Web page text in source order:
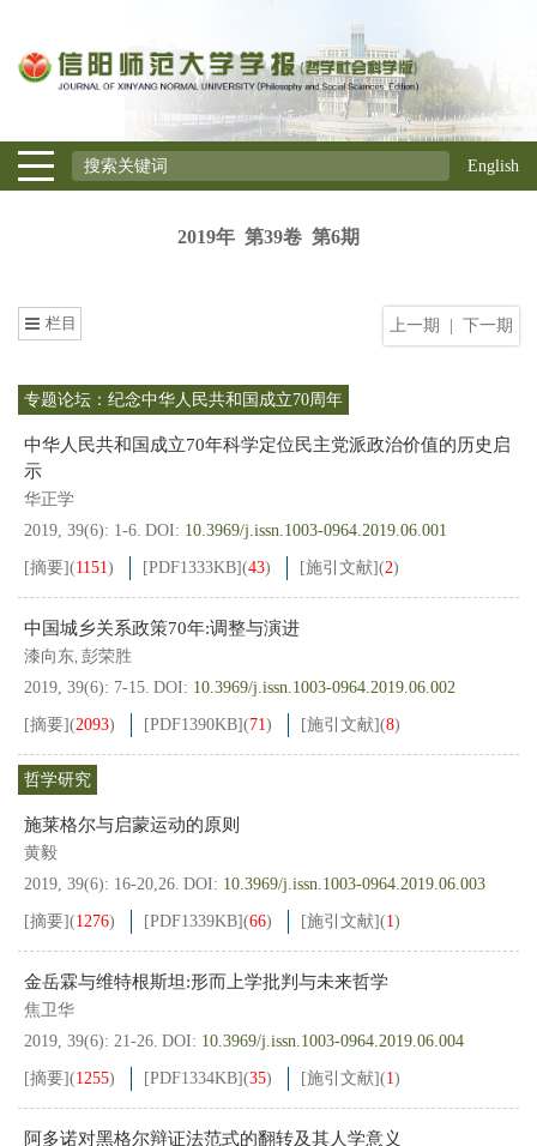
English
2019年 第39卷 第6期
上一期 下一期
栏目
专题论坛：纪念中华人民共和国成立70周年
中华人民共和国成立70年科学定位民主党派政治价值的历史启
示
华正学
2019, 39(6): 1-6. DOI: 10.3969/j.issn.1003-0964.2019.06.001
[摘要](1151) [PDF1333KB](43) [施引文献](2)
中国城乡关系政策70年:调整与演进
漆向东, 彭荣胜
2019, 39(6): 7-15. DOI: 10.3969/j.issn.1003-0964.2019.06.002
[摘要](2093) [PDF1390KB](71) [施引文献](8)
哲学研究
施莱格尔与启蒙运动的原则
黄毅
2019, 39(6): 16-20,26. DOI: 10.3969/j.issn.1003-0964.2019.06.003
[摘要](1276) [PDF1339KB](66) [施引文献](1)
金岳霖与维特根斯坦:形而上学批判与未来哲学
焦卫华
2019, 39(6): 21-26. DOI: 10.3969/j.issn.1003-0964.2019.06.004
[摘要](1255) [PDF1334KB](35) [施引文献](1)
阿多诺对黑格尔辩证法范式的翻转及其人学意义